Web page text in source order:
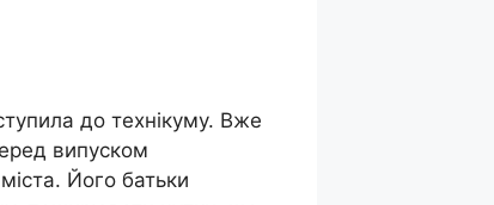
до технікуму. Вже
випуском
Його батьки